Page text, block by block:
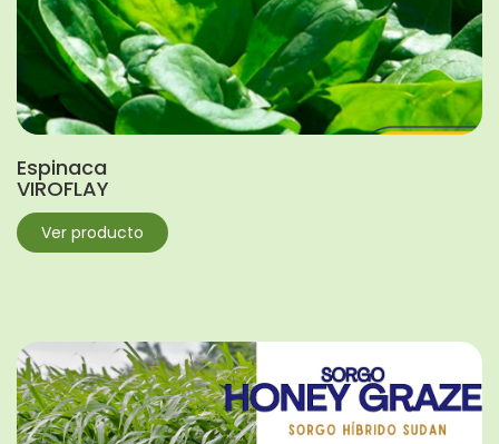
Espinaca
VIROFLAY
Ver producto